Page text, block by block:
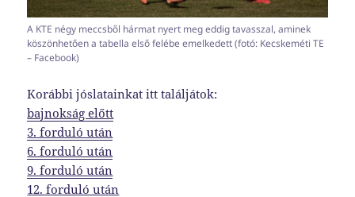
A KTE négy meccsből hármat nyert meg eddig tavasszal, aminek
köszönhetően a tabella első felébe emelkedett (fotó: Kecskeméti TE
– Facebook)
Korábbi jóslatainkat itt találjátok:
bajnokság előtt
3. forduló után
6. forduló után
9. forduló után
12. forduló után